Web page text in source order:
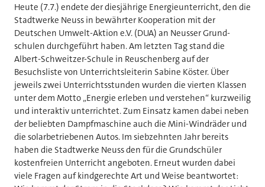
Heute (7.7.) endete der diesjährige Energieunterricht, den die
Stadtwerke Neuss in bewährter Kooperation mit der
Deutschen Umwelt-Aktion e.V. (DUA) an Neusser Grund-
schulen durchgeführt haben. Am letzten Tag stand die
Albert-Schweitzer-Schule in Reuschenberg auf der
Besuchsliste von Unterrichtsleiterin Sabine Köster. Über
jeweils zwei Unterrichtsstunden wurden die vierten Klassen
unter dem Motto „Energie erleben und verstehen“ kurzweilig
und interaktiv unterrichtet. Zum Einsatz kamen dabei neben
der beliebten Dampfmaschine auch die Mini-Windräder und
die solarbetriebenen Autos. Im siebzehnten Jahr bereits
haben die Stadtwerke Neuss den für die Grundschüler
kostenfreien Unterricht angeboten. Erneut wurden dabei
viele Fragen auf kindgerechte Art und Weise beantwortet: